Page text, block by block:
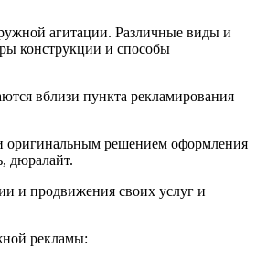
агитации. Различные виды и
конструкции и способы
вблизи пункта рекламирования
оригинальным решением оформления
дюралайт.
и продвижения своих услуг и
рекламы: